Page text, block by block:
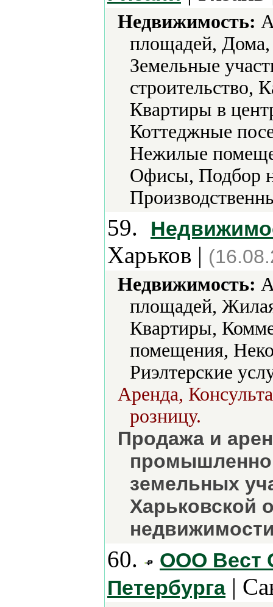
Недвижимость:
площадей,
Земельные
строительство,
Квартиры в
Коттеджные
Нежилые
Офисы, Подбор
59.
Харьков |
Недвижимость:
площадей,
Квартиры,
помещения,
Риэлтерские
Аренда,
розницу.
Продажа и
земельных
Харьковской
60.
ООО Вест
Петербурга|